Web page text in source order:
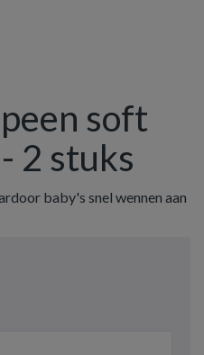
soft
2 stuks
baby's snel wennen aan